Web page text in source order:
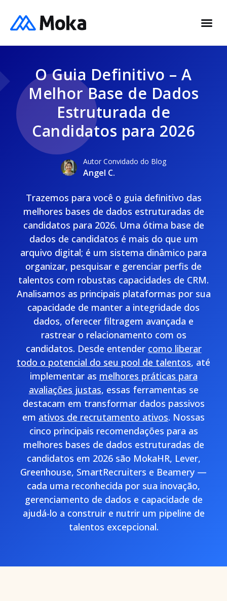
O Guia Definitivo – A
Melhor Base de Dados
Estruturada de
Candidatos para 2026
Autor Convidado do Blog
Angel C.
Trazemos para você o guia definitivo das
melhores bases de dados estruturadas de
candidatos para 2026. Uma ótima base de
dados de candidatos é mais do que um
arquivo digital; é um sistema dinâmico para
organizar, pesquisar e gerenciar perfis de
talentos com robustas capacidades de CRM.
Analisamos as principais plataformas por sua
capacidade de manter a integridade dos
dados, oferecer filtragem avançada e
rastrear o relacionamento com os
candidatos. Desde entender como liberar
todo o potencial do seu pool de talentos, até
implementar as melhores práticas para
avaliações justas, essas ferramentas se
destacam em transformar dados passivos
em ativos de recrutamento ativos. Nossas
cinco principais recomendações para as
melhores bases de dados estruturadas de
candidatos em 2026 são MokaHR, Lever,
Greenhouse, SmartRecruiters e Beamery —
cada uma reconhecida por sua inovação,
gerenciamento de dados e capacidade de
ajudá-lo a construir e nutrir um pipeline de
talentos excepcional.